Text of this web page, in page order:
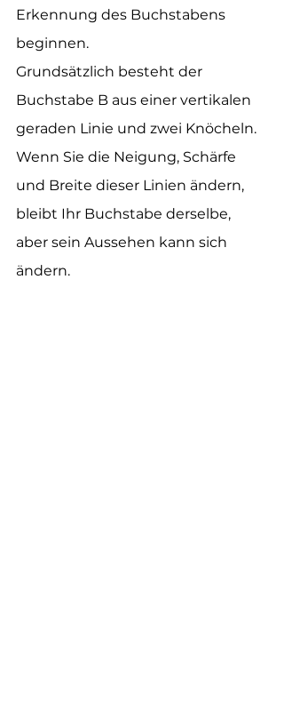
Erkennung des Buchstabens
beginnen.
Grundsätzlich besteht der
Buchstabe B aus einer vertikalen
geraden Linie und zwei Knöcheln.
Wenn Sie die Neigung, Schärfe
und Breite dieser Linien ändern,
bleibt Ihr Buchstabe derselbe,
aber sein Aussehen kann sich
ändern.